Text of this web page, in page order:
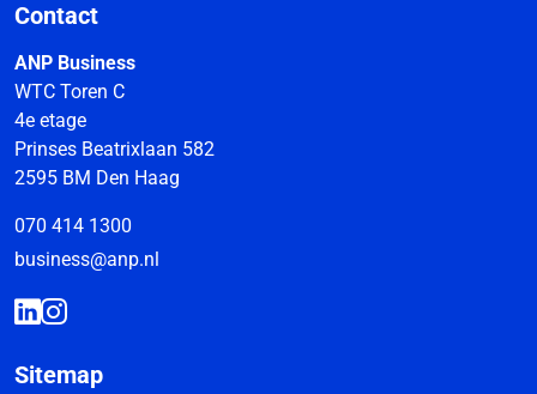
Contact
ANP Business
WTC Toren C
4e etage
Prinses Beatrixlaan 582
2595 BM Den Haag
070 414 1300
business@anp.nl
Sitemap